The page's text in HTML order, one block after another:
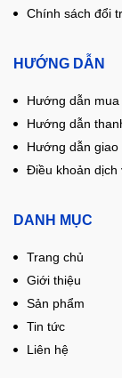
Chính sách đổi
HƯỚNG DẪN
Hướng dẫn mua
Hướng dẫn
Hướng dẫn giao
Điều khoản dịch
DANH MỤC
Trang chủ
Giới thiệu
Sản phẩm
Tin tức
Liên hệ